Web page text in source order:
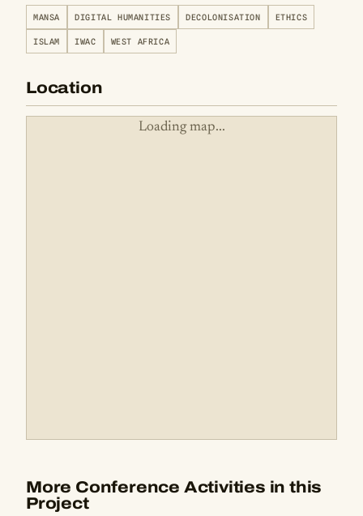
MANSA DIGITAL HUMANITIES DECOLONISATION ETHICS
ISLAM IWAC WEST AFRICA
Location
Loading map...
More Conference Activities in this
Project